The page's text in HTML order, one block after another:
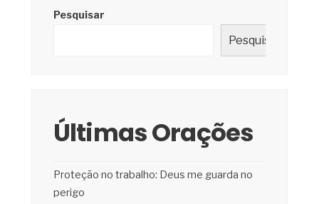
Pesquisar
Pesquisar
Últimas Orações
Proteção no trabalho: Deus me guarda no
perigo